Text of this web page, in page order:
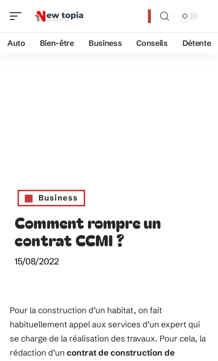
Auto Bien-être Business Conseils Détente
Business
Comment rompre un
contrat CCMI ?
15/08/2022
Pour la construction d’un habitat, on fait
habituellement appel aux services d’un expert qui
se charge de la réalisation des travaux. Pour cela, la
rédaction d’un contrat de construction de